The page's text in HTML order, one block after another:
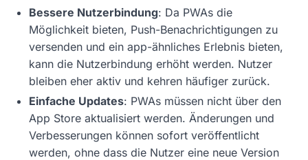
Bessere Nutzerbindung: Da PWAs die
Möglichkeit bieten, Push-Benachrichtigungen zu
versenden und ein app-ähnliches Erlebnis bieten,
kann die Nutzerbindung erhöht werden. Nutzer
bleiben eher aktiv und kehren häufiger zurück.
Einfache Updates: PWAs müssen nicht über den
App Store aktualisiert werden. Änderungen und
Verbesserungen können sofort veröffentlicht
werden, ohne dass die Nutzer eine neue Version